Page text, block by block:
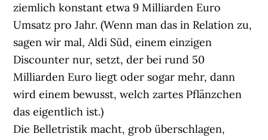
ziemlich konstant etwa 9 Milliarden Euro
Umsatz pro Jahr. (Wenn man das in Relation zu,
sagen wir mal, Aldi Süd, einem einzigen
Discounter nur, setzt, der bei rund 50
Milliarden Euro liegt oder sogar mehr, dann
wird einem bewusst, welch zartes Pflänzchen
das eigentlich ist.)
Die Belletristik macht, grob überschlagen,